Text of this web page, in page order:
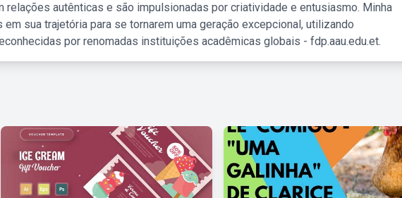
relações autênticas e são impulsionadas por criatividade e entusiasmo. Minha
sua trajetória para se tornarem uma geração excepcional, utilizando
por renomadas instituições acadêmicas globais - fdp.aau.edu.et.